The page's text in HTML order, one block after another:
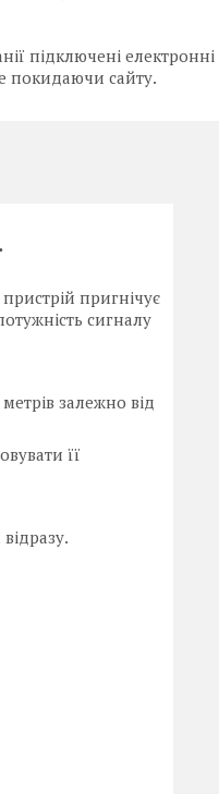
підключені
покидаючи сайту.
пригнічує
сигналу
залежно від
її